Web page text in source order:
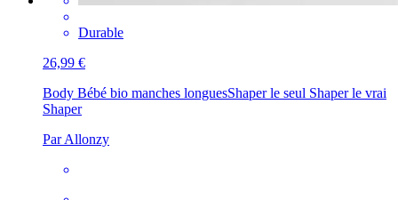
Durable
26,99 €
Body Bébé bio manches longuesShaper le seul Shaper le vrai
Shaper
Par Allonzy